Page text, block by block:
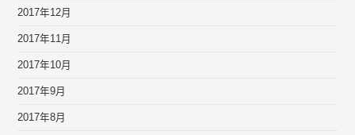
2017年12月
2017年11月
2017年10月
2017年9月
2017年8月